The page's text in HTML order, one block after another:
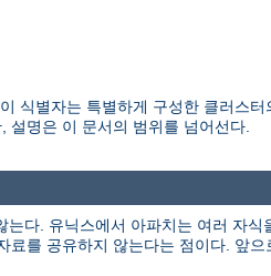
식별자는 특별하게 구성한 클러스터
설명은 이 문서의 범위를 넘어선다.
다. 유닉스에서 아파치는 여러 자식
료를 공유하지 않는다는 점이다. 앞으